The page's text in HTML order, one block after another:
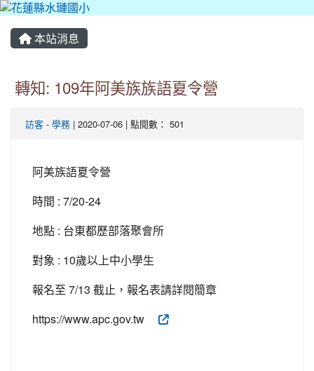
本站消息
轉知: 109年阿美族族語夏令營
訪客 - 學務 | 2020-07-06 | 點閱數： 501
阿美族語夏令營
時間 : 7/20-24
地點 : 台東都歷部落聚會所
對象 : 10歲以上中小學生
報名至 7/13 截止，報名表請詳閱簡章
https://www.apc.gov.tw